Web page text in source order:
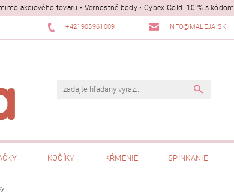
akciového tovaru • Vernostné body • Cybex Gold -10 % s kódom
+421903961009 INFO@MALEJA.SK
KOČÍKY KŔMENIE SPINKANIE